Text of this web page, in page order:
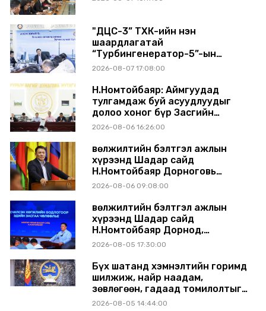
"ДЦС-3” ТӨХК-ийн нэн
шаардлагатай
“Турбингенератор-5”-ын
шинэчлэлийн төсвийг
2026-08-07 17:08:00
Н.Номтойбаяр: Аймгуудад
тулгамдаж буй асуудлуудыг
долоо хоног бүр Засгийн
газрын хуралдаанд
2026-08-06 16:26:00
Өвөлжилтийн бэлтгэл ажлын
хүрээнд Шадар сайд
Н.Номтойбаяр Дорноговь
аймагт ажиллав
2026-08-06 09:08:00
Өвөлжилтийн бэлтгэл ажлын
хүрээнд Шадар сайд
Н.Номтойбаяр Дорнод,
Сүхбаатар аймагт ажиллав
2026-08-05 17:30:00
Бүх шатанд хэмнэлтийн горимд
шилжиж, найр наадам,
зөвлөгөөн, гадаад томилолтыг
хориглолоо
2026-08-05 14:44:00